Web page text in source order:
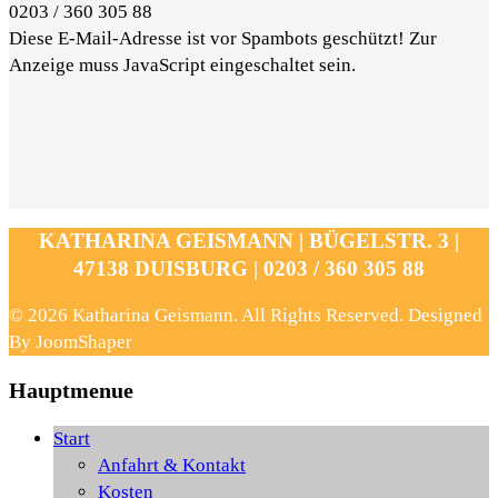
0203 / 360 305 88
Diese E-Mail-Adresse ist vor Spambots geschützt! Zur
Anzeige muss JavaScript eingeschaltet sein.
KATHARINA GEISMANN | BÜGELSTR. 3 |
47138 DUISBURG | 0203 / 360 305 88
© 2026 Katharina Geismann. All Rights Reserved. Designed
By JoomShaper
Hauptmenue
Start
Anfahrt & Kontakt
Kosten